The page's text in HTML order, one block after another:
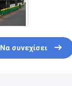
Να συνεχίσει